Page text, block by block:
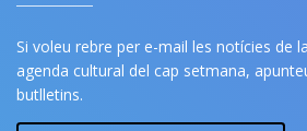
Si voleu rebre per e-mail les notícies de
agenda cultural del cap setmana,
butlletins.